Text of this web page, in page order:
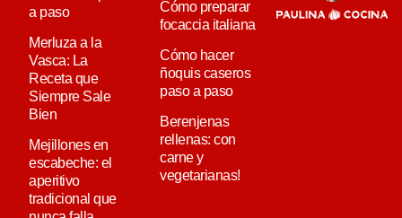
a paso
Merluza a la
Vasca: La
Receta que
Siempre Sale
Bien
Mejillones en
escabeche: el
aperitivo
tradicional que
Cómo preparar
focaccia italiana
Cómo hacer
ñoquis caseros
paso a paso
Berenjenas
rellenas: con
carne y
vegetarianas!